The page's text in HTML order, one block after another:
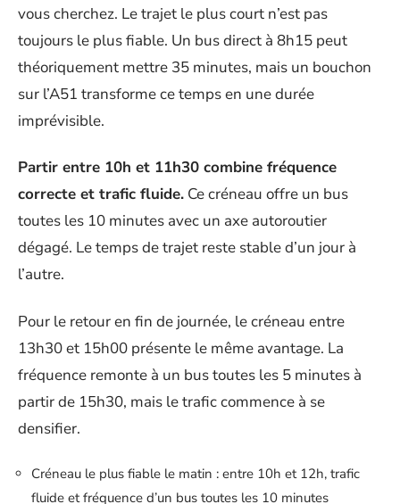
vous cherchez. Le trajet le plus court n’est pas
toujours le plus fiable. Un bus direct à 8h15 peut
théoriquement mettre 35 minutes, mais un bouchon
sur l’A51 transforme ce temps en une durée
imprévisible.
Partir entre 10h et 11h30 combine fréquence
correcte et trafic fluide. Ce créneau offre un bus
toutes les 10 minutes avec un axe autoroutier
dégagé. Le temps de trajet reste stable d’un jour à
l’autre.
Pour le retour en fin de journée, le créneau entre
13h30 et 15h00 présente le même avantage. La
fréquence remonte à un bus toutes les 5 minutes à
partir de 15h30, mais le trafic commence à se
densifier.
Créneau le plus fiable le matin : entre 10h et 12h, trafic
fluide et fréquence d’un bus toutes les 10 minutes